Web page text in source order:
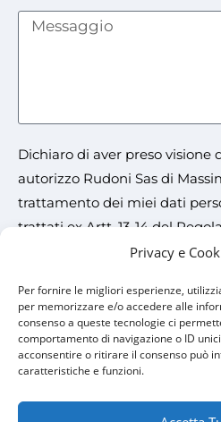
Privacy e
Per fornire le migliori esperienze,
per memorizzare e/o accedere alle
consenso a queste tecnologie ci
comportamento di navigazione o ID
acconsentire o ritirare il consenso può
caratteristiche e funzioni.
Dichiaro di aver preso visione
autorizzo Rudoni Sas di
trattamento dei miei dati
trattati ex Artt. 13-14 del
(c.d. G.D.P.R.) sulla
Accetto